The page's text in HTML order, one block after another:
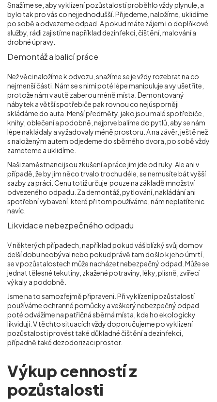
Snažíme se, aby vyklízení pozůstalostí proběhlo vždy plynule, a
bylo tak pro vás co nejjednodušší. Přijedeme, naložíme, uklidíme
po sobě a odvezeme odpad. A pokud máte zájem i o doplňkové
služby, rádi zajistíme například dezinfekci, čištění, malování a
drobné úpravy.
Demontáž a balicí práce
Než věci naložíme k odvozu, snažíme se je vždy rozebrat na co
nejmenší části. Nám se s nimi poté lépe manipuluje a vy ušetříte,
protože nám v autě zaberou méně místa. Demontovaný
nábytek a větší spotřebiče pak rovnou co nejúsporněji
skládáme do auta. Menší předměty, jako jsou malé spotřebiče,
knihy, oblečení a podobně, nejprve balíme do pytlů, aby se nám
lépe nakládaly a vyžadovaly méně prostoru. A na závěr, ještě než
s naloženým autem odjedeme do sběrného dvora, po sobě vždy
zameteme a uklidíme.
Naši zaměstnanci jsou zkušení a práce jim jde od ruky. Ale ani v
případě, že by jim něco trvalo trochu déle, se nemusíte bát vyšší
sazby za práci. Cenu totiž určuje pouze na základě množství
odvezeného odpadu. Za demontáž, pytlování, nakládání ani
spotřební vybavení, které při tom používáme, nám neplatíte nic
navíc.
Likvidace nebezpečného odpadu
V některých případech, například pokud váš blízký svůj domov
delší dobu neobýval nebo pokud právě tam došlo k jeho úmrtí,
se v pozůstalostech může nacházet nebezpečný odpad. Může se
jednat tělesné tekutiny, zkažené potraviny, léky, plísně, zvířecí
výkaly a podobně.
Jsme na to samozřejmě připraveni. Při vyklízení pozůstalostí
používáme ochranné pomůcky a veškerý nebezpečný odpad
poté odvážíme na patřičná sběrná místa, kde ho ekologicky
likvidují. V těchto situacích vždy doporučujeme po vyklizení
pozůstalosti provést také důkladné čištění a dezinfekci,
případně také dezodorizaci prostor.
Výkup cenností z
pozůstalosti